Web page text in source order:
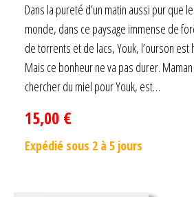
sur 5
Dans la pureté d’un matin aussi pur que
monde, dans ce paysage immense de
de torrents et de lacs, Youk, l’ourson est
Mais ce bonheur ne va pas durer.
chercher du miel pour Youk, est…
15,00 €
Expédié sous 2 à 5 jours